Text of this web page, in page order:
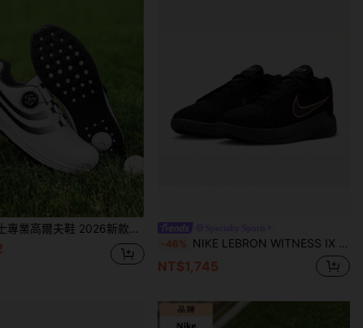
鞋 2026新款，四季穿著，厚底低筒圓頭旋鈕式戶外運動舒適訓練鞋，PU皮革，大尺碼 46，男士運動鞋
-46% NIKE LEBRON WITNESS IX EP 男款運動休閒籃球鞋 HQ8035-003
NT$1,745